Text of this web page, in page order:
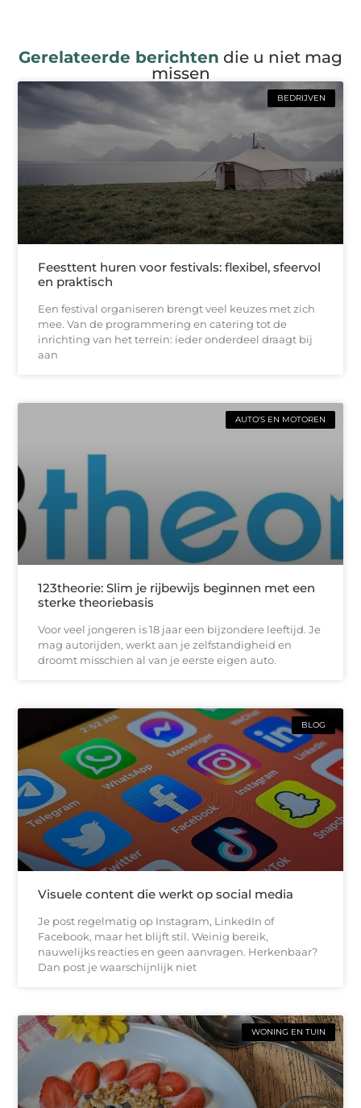
Gerelateerde berichten die u niet mag
missen
BEDRIJVEN
Feesttent huren voor festivals: flexibel, sfeervol
en praktisch
Een festival organiseren brengt veel keuzes met zich
mee. Van de programmering en catering tot de
inrichting van het terrein: ieder onderdeel draagt bij
aan
AUTO'S EN MOTOREN
123theorie: Slim je rijbewijs beginnen met een
sterke theoriebasis
Voor veel jongeren is 18 jaar een bijzondere leeftijd. Je
mag autorijden, werkt aan je zelfstandigheid en
droomt misschien al van je eerste eigen auto.
BLOG
Visuele content die werkt op social media
Je post regelmatig op Instagram, LinkedIn of
Facebook, maar het blijft stil. Weinig bereik,
nauwelijks reacties en geen aanvragen. Herkenbaar?
Dan post je waarschijnlijk niet
WONING EN TUIN